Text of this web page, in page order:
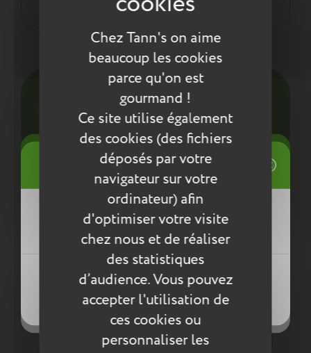
Chez Tann's on aime
beaucoup les cookies
parce qu'on est
gourmand !
Ce site utilise également
des cookies (des fichiers
déposés par votre
navigateur sur votre
ordinateur) afin
d'optimiser votre visite
chez nous et de réaliser
des statistiques
d’audience. Vous pouvez
accepter l'utilisation de
ces cookies ou
personnaliser les
Entretien
Pour l’entretien de nos produits, nous vous
conseillons d’utiliser un chiffon humide ou une
éponge légèrement humidifiée à l'eau
savonneuse. N’utilisez pas de produits agressifs
qui risqueraient de détériorer le produit.
Compléter la collection
Mes listes d'envies
Créer une nouvelle liste
((title))
((cancelText))
((createText))
Connexion
Vous devez être connecté pour ajouter
des produits à votre liste d'envies.
((cancelText))
((loginText))